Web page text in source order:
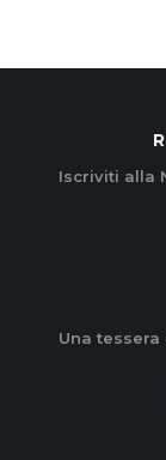
Iscriviti alla
Una